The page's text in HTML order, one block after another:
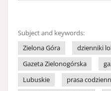
Subject and keywords:
Zielona Góra
dzienniki
Gazeta Zielonogórska
Lubuskie
prasa